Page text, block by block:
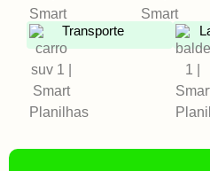
Transporte